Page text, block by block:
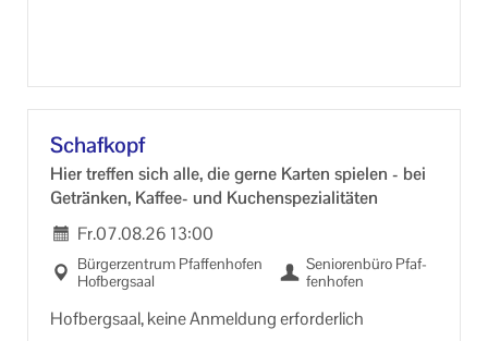
Schaf­kopf
Hier tref­fen sich alle, die gerne Kar­ten spie­len - bei
Ge­trän­ken, Kaffee-​ und Ku­chen­spe­zia­li­tä­ten
Fr.07.08.26 13:00
Bür­ger­zen­trum Pfaf­fen­ho­fen
Hof­berg­saal
Se­nio­ren­bü­ro Pfaf­
fen­ho­fen
Hof­berg­saal, keine An­mel­dung er­for­der­lich